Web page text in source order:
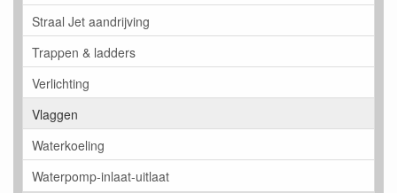
Straal Jet aandrijving
Trappen & ladders
Verlichting
Vlaggen
Waterkoeling
Waterpomp-inlaat-uitlaat